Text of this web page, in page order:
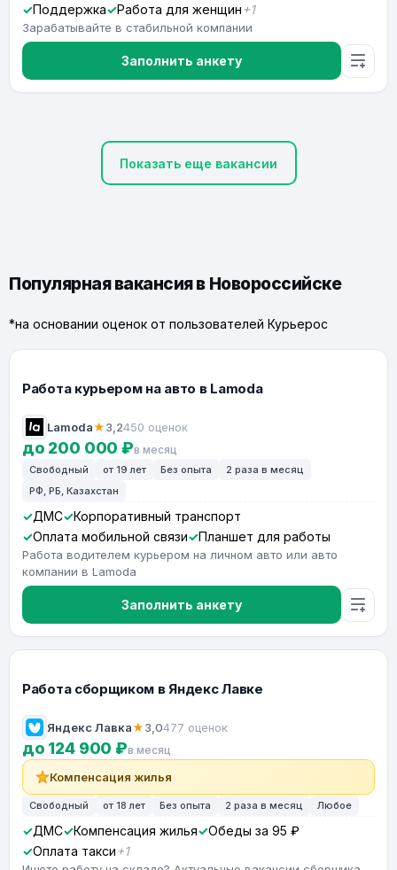
Поддержка
Работа для женщин +1
Зарабатывайте в стабильной компании
Заполнить анкету
Показать еще вакансии
Популярная вакансия в Новороссийске
*на основании оценок от пользователей Курьерос
Работа курьером на авто в Lamoda
Lamoda★3,2450 оценок
до 200 000 ₽в месяц
Свободный от 19 лет Без опыта
2 раза в месяц
РФ, РБ, Казахстан
ДМС
Корпоративный транспорт
Оплата мобильной связи
Планшет для работы
Работа водителем курьером на личном авто или авто
компании в Lamoda
Заполнить анкету
Работа сборщиком в Яндекс Лавке
Яндекс Лавка★3,0477 оценок
до 124 900 ₽в месяц
Компенсация жилья
Свободный от 18 лет Без опыта 2 раза в месяц Любое
ДМС Компенсация жилья
Обеды за 95 ₽
Оплата такси +1